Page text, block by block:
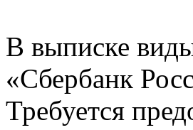
В выписке
«Сбербанк
Требуется